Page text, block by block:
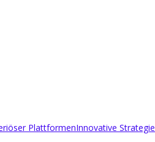
PlattformenInnovative